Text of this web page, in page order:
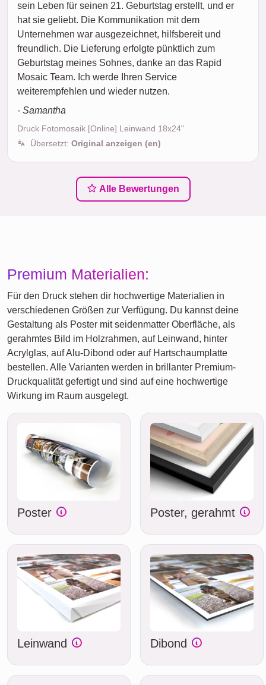
sein Leben für seinen 21. Geburtstag erstellt, und er
hat sie geliebt. Die Kommunikation mit dem
Unternehmen war ausgezeichnet, hilfsbereit und
freundlich. Die Lieferung erfolgte pünktlich zum
Geburtstag meines Sohnes, danke an das Rapid
Mosaic Team. Ich werde Ihren Service
weiterempfehlen und wieder nutzen.
- Samantha
Druck Fotomosaik [Online] Leinwand 18x24"
Übersetzt: Original anzeigen (en)
Alle Bewertungen
Premium Materialien:
Für den Druck stehen dir hochwertige Materialien in
verschiedenen Größen zur Verfügung. Du kannst deine
Gestaltung als Poster mit seidenmatter Oberfläche, als
gerahmtes Bild im Holzrahmen, auf Leinwand, hinter
Acrylglas, auf Alu-Dibond oder auf Hartschaumplatte
bestellen. Alle Varianten werden in brillanter Premium-
Druckqualität gefertigt und sind auf eine hochwertige
Wirkung im Raum ausgelegt.
Poster Poster, gerahmt
Leinwand Dibond